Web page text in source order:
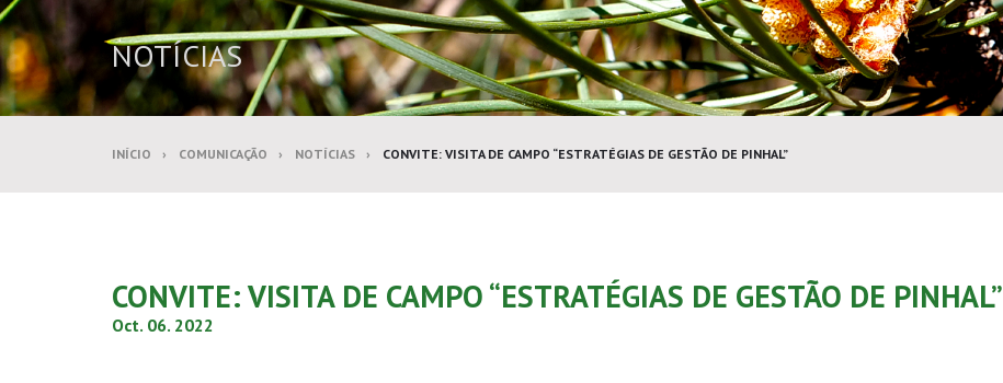
NOTÍCIAS
INÍCIO COMUNICAÇÃO NOTÍCIAS CONVITE: VISITA DE CAMPO “ESTRATÉGIAS DE GESTÃO DE PINHAL”
CONVITE: VISITA DE CAMPO “ESTRATÉGIAS DE GESTÃO DE PINHAL”
Oct. 06. 2022